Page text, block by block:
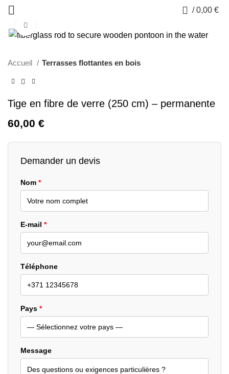
/ 0,00 €
Accueil Terrasses flottantes en bois
Tige en fibre de verre (250 cm) – permanente
60,00 €
Demander un devis
Nom *
E-mail *
Téléphone
Pays *
Message